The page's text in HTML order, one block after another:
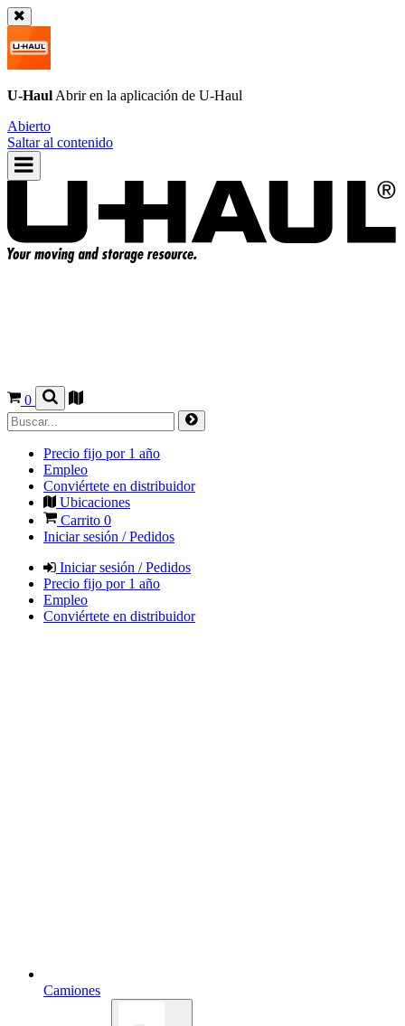
U-Haul Abrir en la aplicación de U-Haul
Abierto
Saltar al contenido
0
Precio fijo por 1 año
Empleo
Conviértete en distribuidor
Ubicaciones
Carrito 0
Iniciar sesión / Pedidos
Iniciar sesión / Pedidos
Precio fijo por 1 año
Empleo
Conviértete en distribuidor
Camiones